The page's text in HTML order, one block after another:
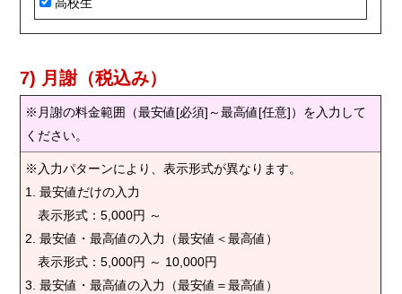
7) 月謝（税込み）
※月謝の料金範囲（最安値[必須]～最高値[任意]）を入力して
ください。
※入力パターンにより、表示形式が異なります。
1. 最安値だけの入力
表示形式：5,000円 ～
2. 最安値・最高値の入力（最安値＜最高値）
表示形式：5,000円 ～ 10,000円
3. 最安値・最高値の入力（最安値＝最高値）